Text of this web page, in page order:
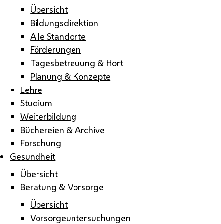
Übersicht
Bildungsdirektion
Alle Standorte
Förderungen
Tagesbetreuung & Hort
Planung & Konzepte
Lehre
Studium
Weiterbildung
Büchereien & Archive
Forschung
Gesundheit
Übersicht
Beratung & Vorsorge
Übersicht
Vorsorgeuntersuchungen